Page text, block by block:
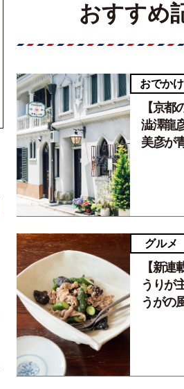
おすすめ
おでかけ
【京都
澁澤龍
美彦が
グルメ
【新連
うりが
うがの